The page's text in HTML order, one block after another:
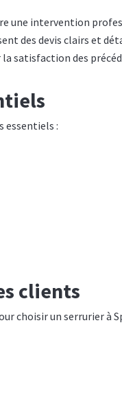
une intervention
des devis clairs et
satisfaction des
essentiels :
clients
choisir un serrurier à